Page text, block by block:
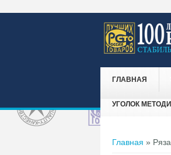
ГЛАВНАЯ
УГОЛОК
Вы здесь
Главная »